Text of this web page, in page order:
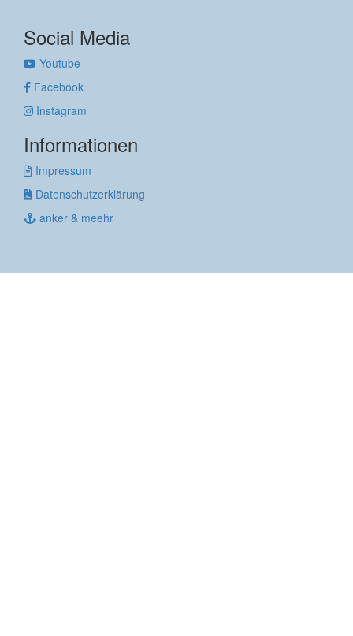
Social Media
Youtube
Facebook
Instagram
Informationen
Impressum
Datenschutzerklärung
anker & meehr